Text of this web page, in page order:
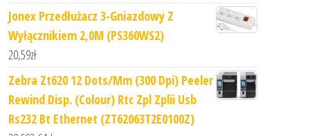
Jonex Przedłużacz 3-Gniazdowy Z
Wyłącznikiem 2,0M (PS360WS2)
20,59zł
Zebra Zt620 12 Dots/Mm (300 Dpi) Peeler
Rewind Disp. (Colour) Rtc Zpl Zplii Usb
Rs232 Bt Ethernet (ZT62063T2E0100Z)